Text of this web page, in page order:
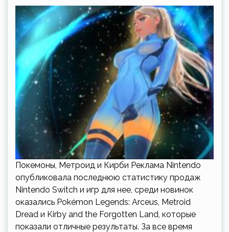
Покемоны, Метроид и Кирби Реклама Nintendo
опубликовала последнюю статистику продаж
Nintendo Switch и игр для нее, среди новинок
оказались Pokémon Legends: Arceus, Metroid
Dread и Kirby and the Forgotten Land, которые
показали отличные результаты. За все время